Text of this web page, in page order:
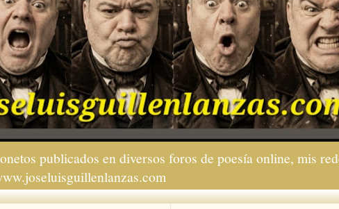
publicados en diversos foros de poesía online, mis